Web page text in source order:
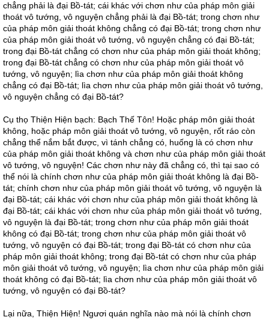
chẳng phải là đại Bồ-tát; cái khác với chơn như của pháp môn giải
thoát vô tướng, vô nguyện chẳng phải là đại Bồ-tát; trong chơn như
của pháp môn giải thoát không chẳng có đại Bồ-tát; trong chơn như
của pháp môn giải thoát vô tướng, vô nguyện chẳng có đại Bồ-tát;
trong đại Bồ-tát chẳng có chơn như của pháp môn giải thoát không;
trong đại Bồ-tát chẳng có chơn như của pháp môn giải thoát vô
tướng, vô nguyện; lìa chơn như của pháp môn giải thoát không
chẳng có đại Bồ-tát; lìa chơn như của pháp môn giải thoát vô tướng,
vô nguyện chẳng có đại Bồ-tát?
Cụ thọ Thiện Hiện bạch: Bạch Thế Tôn! Hoặc pháp môn giải thoát
không, hoặc pháp môn giải thoát vô tướng, vô nguyện, rốt ráo còn
chẳng thể nắm bắt được, vì tánh chẳng có, huống là có chơn như
của pháp môn giải thoát không và chơn như của pháp môn giải thoát
vô tướng, vô nguyện! Các chơn như này đã chẳng có, thì tại sao có
thể nói là chính chơn như của pháp môn giải thoát không là đại Bồ-
tát; chính chơn như của pháp môn giải thoát vô tướng, vô nguyện là
đại Bồ-tát; cái khác với chơn như của pháp môn giải thoát không là
đại Bồ-tát; cái khác với chơn như của pháp môn giải thoát vô tướng,
vô nguyện là đại Bồ-tát; trong chơn như của pháp môn giải thoát
không có đại Bồ-tát; trong chơn như của pháp môn giải thoát vô
tướng, vô nguyện có đại Bồ-tát; trong đại Bồ-tát có chơn như của
pháp môn giải thoát không; trong đại Bồ-tát có chơn như của pháp
môn giải thoát vô tướng, vô nguyện; lìa chơn như của pháp môn giải
thoát không có đại Bồ-tát; lìa chơn như của pháp môn giải thoát vô
tướng, vô nguyện có đại Bồ-tát?
Lại nữa, Thiện Hiện! Ngươi quán nghĩa nào mà nói là chính chơn